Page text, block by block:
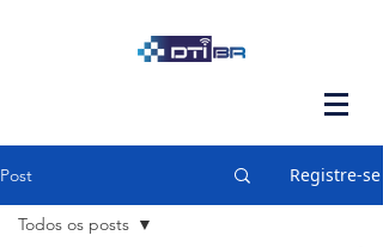
Post Registre-se
Todos os posts